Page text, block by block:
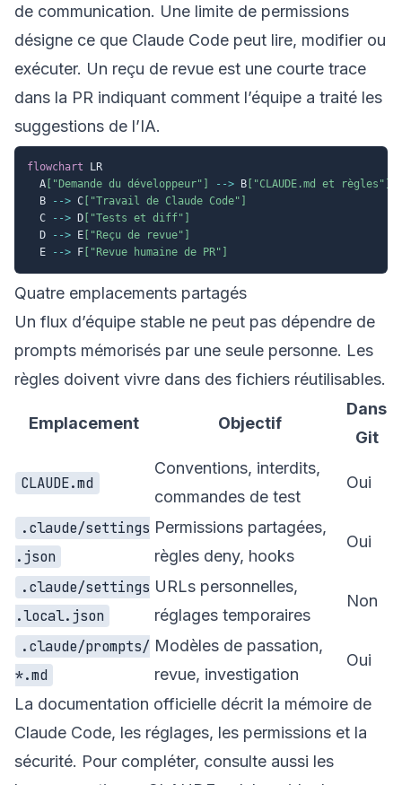
de communication. Une limite de permissions
désigne ce que Claude Code peut lire, modifier ou
exécuter. Un reçu de revue est une courte trace
dans la PR indiquant comment l’équipe a traité les
suggestions de l’IA.
flowchart LR
  A
["Demande du développeur"] --> B ["CLAUDE.md et règles"]
  B
--> C ["Travail de Claude Code"]
  C
--> D ["Tests et diff"]
  D
--> E ["Reçu de revue"]
  E
--> F ["Revue humaine de PR"]
Quatre emplacements partagés
Un flux d’équipe stable ne peut pas dépendre de
prompts mémorisés par une seule personne. Les
règles doivent vivre dans des fichiers réutilisables.
Emplacement Objectif
Dans
Git
CLAUDE.md
Conventions, interdits,
commandes de test
Oui
.claude/settings
.json
Permissions partagées,
règles deny, hooks
Oui
.claude/settings
.local.json
URLs personnelles,
réglages temporaires
Non
.claude/prompts/
*.md
Modèles de passation,
revue, investigation
Oui
La documentation officielle décrit la mémoire de
Claude Code, les réglages, les permissions et la
sécurité. Pour compléter, consulte aussi les